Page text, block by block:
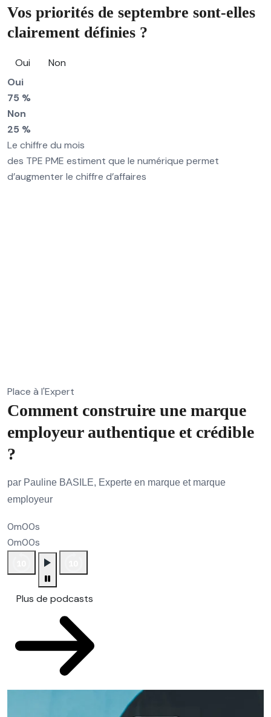
Vos priorités de septembre sont-elles
clairement définies ?
Oui
Non
Oui
75 %
Non
25 %
Le chiffre du mois
des TPE PME estiment que le numérique permet
d’augmenter le chiffre d’affaires
Place à l'Expert
Comment construire une marque
employeur authentique et crédible
?
par Pauline BASILE, Experte en marque et marque
employeur
0m00s
0m00s
Plus de podcasts